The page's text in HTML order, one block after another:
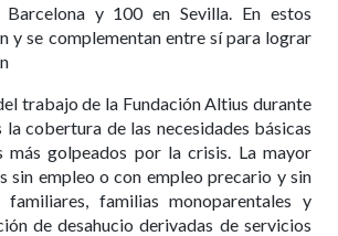
y 100 en Sevilla. En estos
y se complementan entre sí para lograr
trabajo de la Fundación Altius durante
la cobertura de las necesidades básicas
más golpeados por la crisis. La mayor
sin empleo o con empleo precario y sin
familias monoparentales y
de desahucio derivadas de servicios